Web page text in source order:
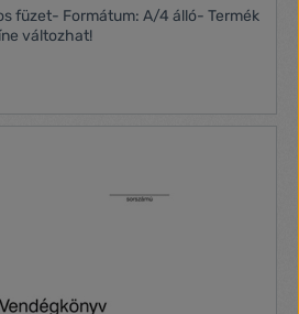
füzet- Formátum: A/4 álló- Termék
változhat!